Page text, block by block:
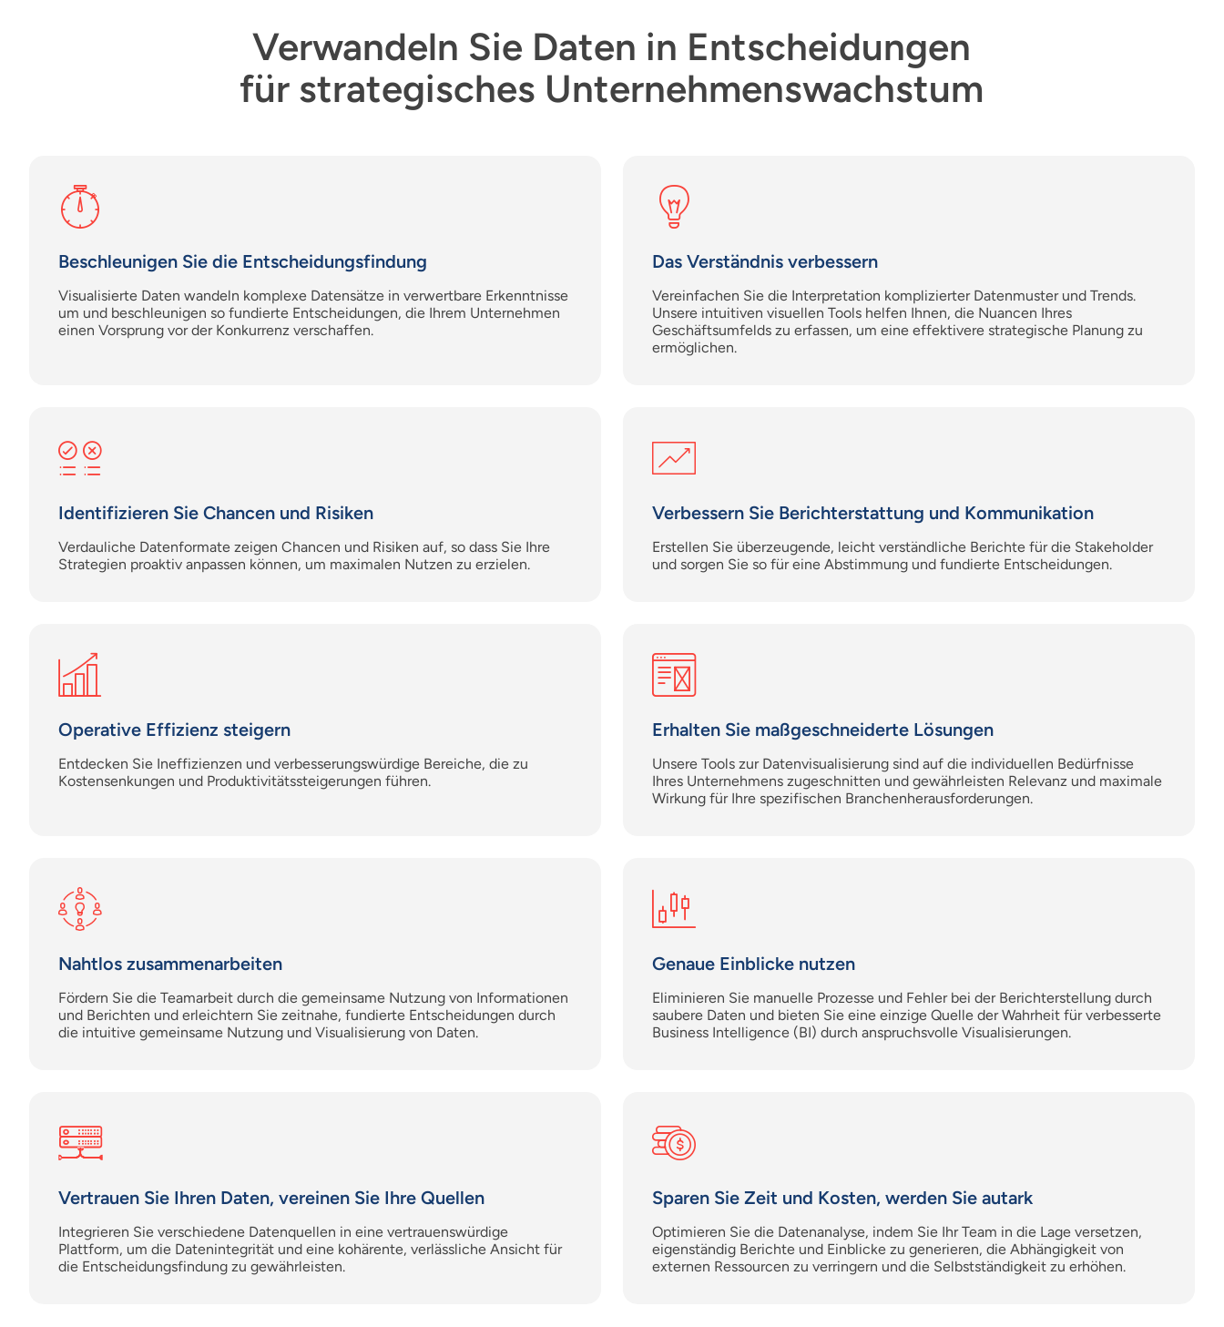
Verwandeln Sie Daten in Entscheidungen
für strategisches Unternehmenswachstum
Beschleunigen Sie die Entscheidungsfindung
Visualisierte Daten wandeln komplexe Datensätze in verwertbare Erkenntnisse
um und beschleunigen so fundierte Entscheidungen, die Ihrem Unternehmen
einen Vorsprung vor der Konkurrenz verschaffen.
Das Verständnis verbessern
Vereinfachen Sie die Interpretation komplizierter Datenmuster und Trends.
Unsere intuitiven visuellen Tools helfen Ihnen, die Nuancen Ihres
Geschäftsumfelds zu erfassen, um eine effektivere strategische Planung zu
ermöglichen.
Identifizieren Sie Chancen und Risiken
Verdauliche Datenformate zeigen Chancen und Risiken auf, so dass Sie Ihre
Strategien proaktiv anpassen können, um maximalen Nutzen zu erzielen.
Verbessern Sie Berichterstattung und Kommunikation
Erstellen Sie überzeugende, leicht verständliche Berichte für die Stakeholder
und sorgen Sie so für eine Abstimmung und fundierte Entscheidungen.
Operative Effizienz steigern
Entdecken Sie Ineffizienzen und verbesserungswürdige Bereiche, die zu
Kostensenkungen und Produktivitätssteigerungen führen.
Erhalten Sie maßgeschneiderte Lösungen
Unsere Tools zur Datenvisualisierung sind auf die individuellen Bedürfnisse
Ihres Unternehmens zugeschnitten und gewährleisten Relevanz und maximale
Wirkung für Ihre spezifischen Branchenherausforderungen.
Nahtlos zusammenarbeiten
Fördern Sie die Teamarbeit durch die gemeinsame Nutzung von Informationen
und Berichten und erleichtern Sie zeitnahe, fundierte Entscheidungen durch
die intuitive gemeinsame Nutzung und Visualisierung von Daten.
Genaue Einblicke nutzen
Eliminieren Sie manuelle Prozesse und Fehler bei der Berichterstellung durch
saubere Daten und bieten Sie eine einzige Quelle der Wahrheit für verbesserte
Business Intelligence (BI) durch anspruchsvolle Visualisierungen.
Vertrauen Sie Ihren Daten, vereinen Sie Ihre Quellen
Integrieren Sie verschiedene Datenquellen in eine vertrauenswürdige
Plattform, um die Datenintegrität und eine kohärente, verlässliche Ansicht für
die Entscheidungsfindung zu gewährleisten.
Sparen Sie Zeit und Kosten, werden Sie autark
Optimieren Sie die Datenanalyse, indem Sie Ihr Team in die Lage versetzen,
eigenständig Berichte und Einblicke zu generieren, die Abhängigkeit von
externen Ressourcen zu verringern und die Selbstständigkeit zu erhöhen.